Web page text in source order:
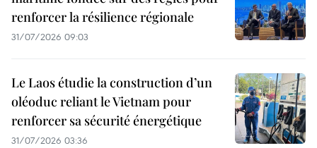
renforcer la résilience régionale
31/07/2026 09:03
Le Laos étudie la construction d’un
oléoduc reliant le Vietnam pour
renforcer sa sécurité énergétique
31/07/2026 03:36